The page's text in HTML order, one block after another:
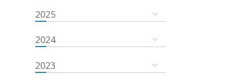
2025
2024
2023